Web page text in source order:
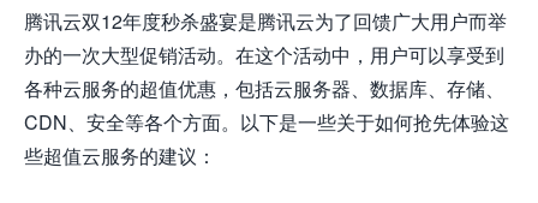
腾讯云双12年度秒杀盛宴是腾讯云为了回馈广大用户而举
办的一次大型促销活动。在这个活动中，用户可以享受到
各种云服务的超值优惠，包括云服务器、数据库、存储、
CDN、安全等各个方面。以下是一些关于如何抢先体验这
些超值云服务的建议：